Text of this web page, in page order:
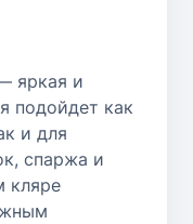
яркая и
подойдет как
и для
спаржа и
кляре